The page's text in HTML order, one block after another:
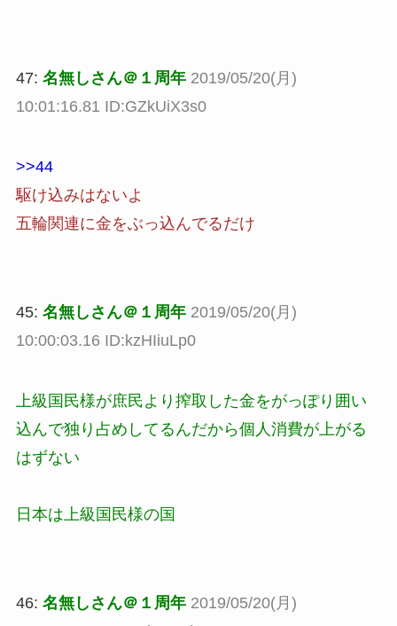
47: 名無しさん＠１周年 2019/05/20(月)
10:01:16.81 ID:GZkUiX3s0
>>44
駆け込みはないよ
五輪関連に金をぶっ込んでるだけ
45: 名無しさん＠１周年 2019/05/20(月)
10:00:03.16 ID:kzHIiuLp0
上級国民様が庶民より搾取した金をがっぽり囲い
込んで独り占めしてるんだから個人消費が上がる
はずない
日本は上級国民様の国
46: 名無しさん＠１周年 2019/05/20(月)